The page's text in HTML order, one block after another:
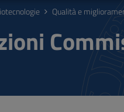
Qualità e